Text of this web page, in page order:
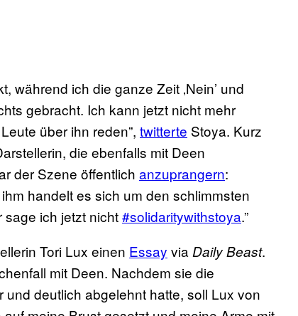
während ich die ganze Zeit ‚Nein’ und
gebracht. Ich kann jetzt nicht mehr
über ihn reden”, twitterte Stoya. Kurz
die ebenfalls mit Deen
der Szene öffentlich anzuprangern:
handelt es sich um den schlimmsten
ich jetzt nicht#solidaritywithstoya.”
Tori Lux einen Essay via Daily Beast.
mit Deen. Nachdem sie die
und deutlich abgelehnt hatte, soll Lux von